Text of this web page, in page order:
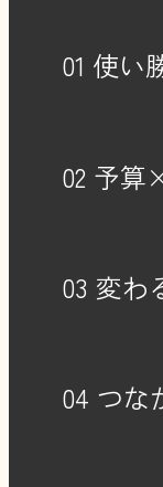
01 使い
02 予算
03 変わ
04 つな